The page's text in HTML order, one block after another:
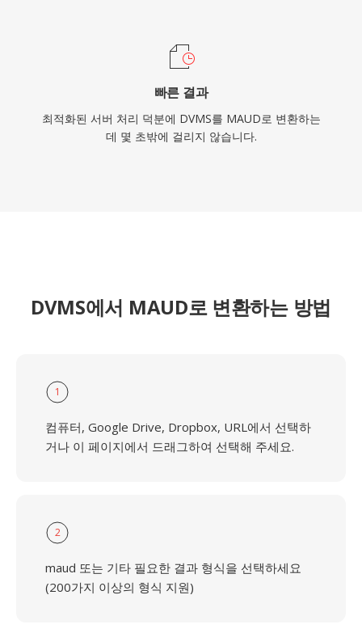
빠른 결과
최적화된 서버 처리 덕분에 DVMS를 MAUD로 변환하는
데 몇 초밖에 걸리지 않습니다.
DVMS에서 MAUD로 변환하는 방법
1
컴퓨터, Google Drive, Dropbox, URL에서 선택하
거나 이 페이지에서 드래그하여 선택해 주세요.
2
maud 또는 기타 필요한 결과 형식을 선택하세요
(200가지 이상의 형식 지원)